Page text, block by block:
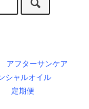
アフターサンケア
シャルオイル
定期便